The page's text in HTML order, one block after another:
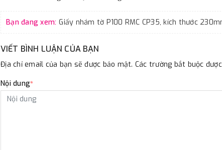
Bạn đang xem:
VIẾT BÌNH LUẬN CỦA BẠN
Địa chỉ email của bạn sẽ được bảo mật. Các trường bắt buộc
Nội dung*